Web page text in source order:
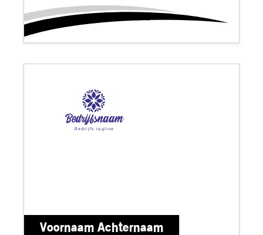
Voornaam Achternaam
Bedrijfsnaam
Bedrijfs tagline